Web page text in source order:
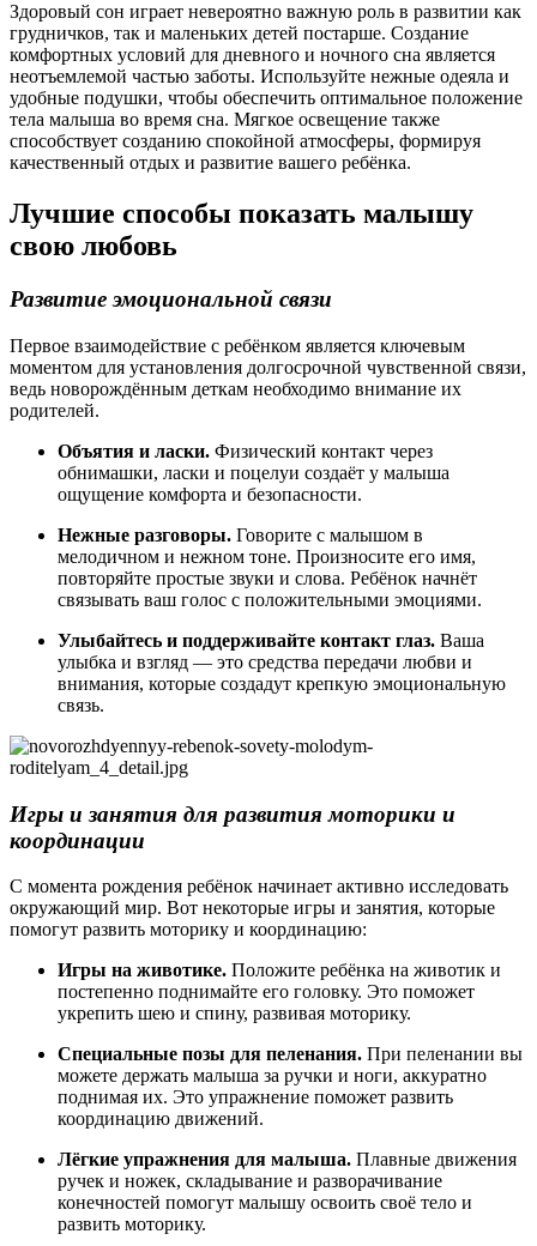
Здоровый сон играет невероятно важную роль в развитии как
грудничков, так и маленьких детей постарше. Создание
комфортных условий для дневного и ночного сна является
неотъемлемой частью заботы. Используйте нежные одеяла и
удобные подушки, чтобы обеспечить оптимальное положение
тела малыша во время сна. Мягкое освещение также
способствует созданию спокойной атмосферы, формируя
качественный отдых и развитие вашего ребёнка.
Лучшие способы показать малышу
свою любовь
Развитие эмоциональной связи
Первое взаимодействие с ребёнком является ключевым
моментом для установления долгосрочной чувственной связи,
ведь новорождённым деткам необходимо внимание их
родителей.
Объятия и ласки. Физический контакт через
обнимашки, ласки и поцелуи создаёт у малыша
ощущение комфорта и безопасности.
Нежные разговоры. Говорите с малышом в
мелодичном и нежном тоне. Произносите его имя,
повторяйте простые звуки и слова. Ребёнок начнёт
связывать ваш голос с положительными эмоциями.
Улыбайтесь и поддерживайте контакт глаз. Ваша
улыбка и взгляд — это средства передачи любви и
внимания, которые создадут крепкую эмоциональную
связь.
Игры и занятия для развития моторики и
координации
С момента рождения ребёнок начинает активно исследовать
окружающий мир. Вот некоторые игры и занятия, которые
помогут развить моторику и координацию:
Игры на животике. Положите ребёнка на животик и
постепенно поднимайте его головку. Это поможет
укрепить шею и спину, развивая моторику.
Специальные позы для пеленания. При пеленании вы
можете держать малыша за ручки и ноги, аккуратно
поднимая их. Это упражнение поможет развить
координацию движений.
Лёгкие упражнения для малыша. Плавные движения
ручек и ножек, складывание и разворачивание
конечностей помогут малышу освоить своё тело и
развить моторику.